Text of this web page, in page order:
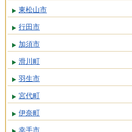
東松山市
行田市
加須市
滑川町
羽生市
宮代町
伊奈町
幸手市